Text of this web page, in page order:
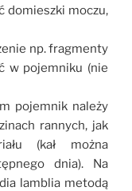
domieszki moczu,
np. fragmenty
w pojemniku (nie
pojemnik należy
rannych, jak
(kał można
dnia). Na
lamblia metodą